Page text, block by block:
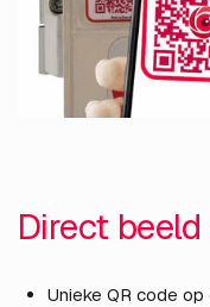
Direct
Unieke QR code